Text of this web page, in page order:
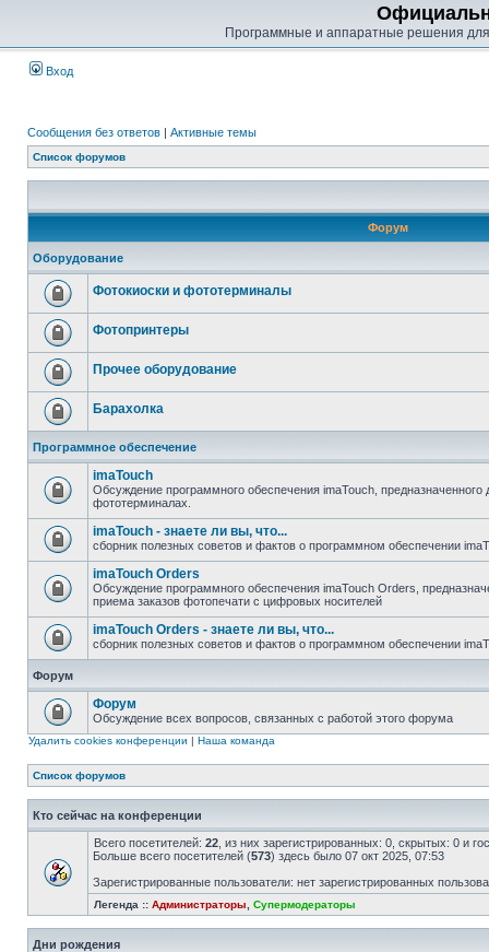
Программные и аппаратные решения
Вход
Сообщения без ответов | Активные темы
Список форумов
Форум
Оборудование
Фотокиоски и фототерминалы
Фотопринтеры
Прочее оборудование
Барахолка
Программное обеспечение
imaTouch
Обсуждение программного обеспечения imaTouch, предназначенного
фототерминалах.
imaTouch - знаете ли вы, что...
сборник полезных советов и фактов о программном обеспечении
imaTouch Orders
Обсуждение программного обеспечения imaTouch Orders,
приема заказов фотопечати с цифровых носителей
imaTouch Orders - знаете ли вы, что...
сборник полезных советов и фактов о программном обеспечении
Форум
Форум
Обсуждение всех вопросов, связанных с работой этого форума
Удалить cookies конференции | Наша команда
Список форумов
Кто сейчас на конференции
Всего посетителей: 22 , из них зарегистрированных: 0, скрытых: 0 и
Больше всего посетителей (573) здесь было 07 окт 2025, 07:53
Зарегистрированные пользователи: нет зарегистрированных
Легенда :: Администраторы Супермодераторы
Дни рождения